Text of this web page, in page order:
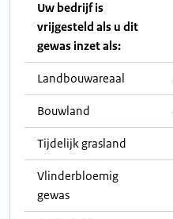
Uw bedrijf is
vrijgesteld als u dit
gewas inzet als:
Landbouwareaal
Bouwland
Tijdelijk grasland
Vlinderbloemig
gewas